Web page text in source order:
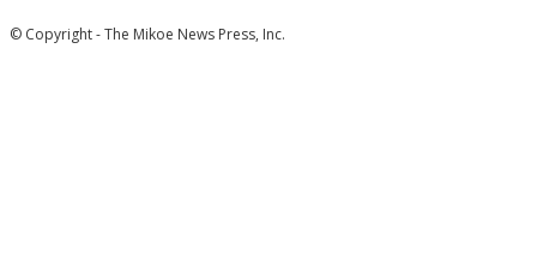
© Copyright - The Mikoe News Press, Inc.